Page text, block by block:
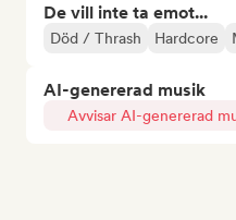
De vill inte ta emot...
Död / Thrash Hardcore
AI-genererad musik
Avvisar AI-genererad